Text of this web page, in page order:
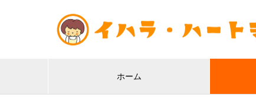
ホーム